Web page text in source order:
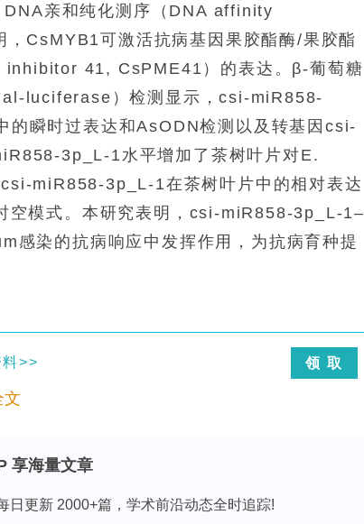
亲和纯化测序（DNA affinity
CsMYB1可激活抗病基因果胶酯酶/果胶酯
41, CsPME41）的表达。β-葡萄糖
luciferase）检测显示，csi-miR858-
瞬时过表达和AsODN检测以及转基因csi-
3p_L-1水平增加了茶树叶片对E.
miR858-3p_L-1在茶树叶片中的相对表达
空模式。本研究表明，csi-miR858-3p_L-1–
染的抗病响应中发挥作用，为抗病育种提
>> 领 取
sorghinum引起的一种新兴叶部病害，近
文
享海量文章
日更新 2000+篇，学术前沿动态全时追踪!